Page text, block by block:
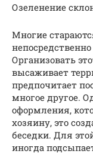
Озеленение
Многие
Организовать
высаживает
предпочитает
многое другое.
оформления,
хозяину, это
беседки. Для
иногда